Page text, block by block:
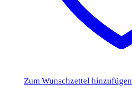
Zum Wunschzettel hinzufügen